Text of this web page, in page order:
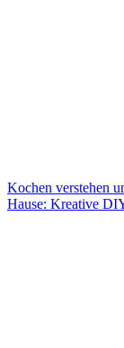
Kochen verstehen
Hause: Kreative